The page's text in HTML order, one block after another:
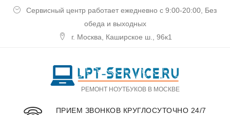
Сервисный центр работает ежедневно с 9:00-20:00, Без
обеда и выходных
г. Москва, Каширское ш., 96к1
РЕМОНТ НОУТБУКОВ В МОСКВЕ
ПРИЕМ ЗВОНКОВ КРУГЛОСУТОЧНО 24/7